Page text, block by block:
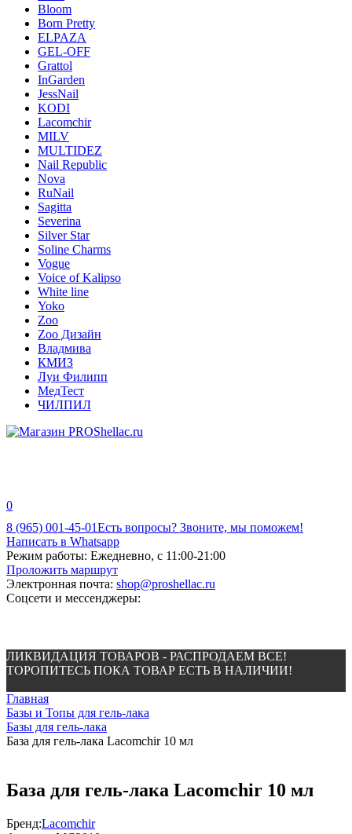
Bloom
Born Pretty
ELPAZA
GEL-OFF
Grattol
InGarden
JessNail
KODI
Lacomchir
MILV
MULTIDEZ
Nail Republic
Nova
RuNail
Sagitta
Severina
Silver Star
Soline Charms
Vogue
Voice of Kalipso
White line
Yoko
Zoo
Zoo Дизайн
Владмива
КМИЗ
Луи Филипп
МедТест
ЧИЛПИЛ
0
8 (965) 001-45-01Есть вопросы? Звоните, мы поможем!
Написать в Whatsapp
Режим работы: Ежедневно, с 11:00-21:00
Проложить маршрут
Электронная почта: shop@proshellac.ru
Соцсети и мессенджеры:
ЛИКВИДАЦИЯ ТОВАРОВ - РАСПРОДАЕМ ВСЕ!
ТОРОПИТЕСЬ ПОКА ТОВАР ЕСТЬ В НАЛИЧИИ!
Главная
Базы и Топы для гель-лака
Базы для гель-лака
База для гель-лака Lacomchir 10 мл
База для гель-лака Lacomchir 10 мл
Бренд:Lacomchir